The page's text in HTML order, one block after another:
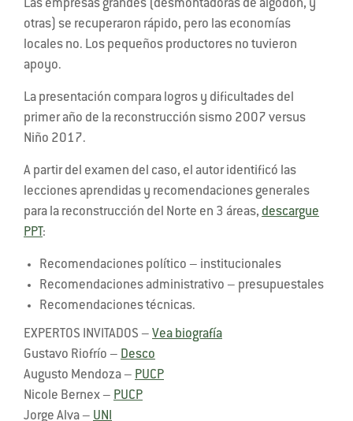
Las empresas grandes (desmontadoras de algodón, y
otras) se recuperaron rápido, pero las economías
locales no. Los pequeños productores no tuvieron
apoyo.
La presentación compara logros y dificultades del
primer año de la reconstrucción sismo 2007 versus
Niño 2017.
A partir del examen del caso, el autor identificó las
lecciones aprendidas y recomendaciones generales
para la reconstrucción del Norte en 3 áreas, descargue
PPT :
Recomendaciones político – institucionales
Recomendaciones administrativo – presupuestales
Recomendaciones técnicas.
EXPERTOS INVITADOS – Vea biografía
Gustavo Riofrío – Desco
Augusto Mendoza – PUCP
Nicole Bernex – PUCP
Jorge Alva – UNI